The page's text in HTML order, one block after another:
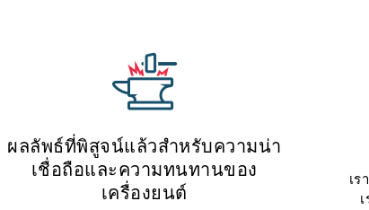
ผลลัพธ์ที่พิสูจน์แล้วสำหรับความน่า
เชื่อถือและความทนทานของ
เครื่องยนต์
เ